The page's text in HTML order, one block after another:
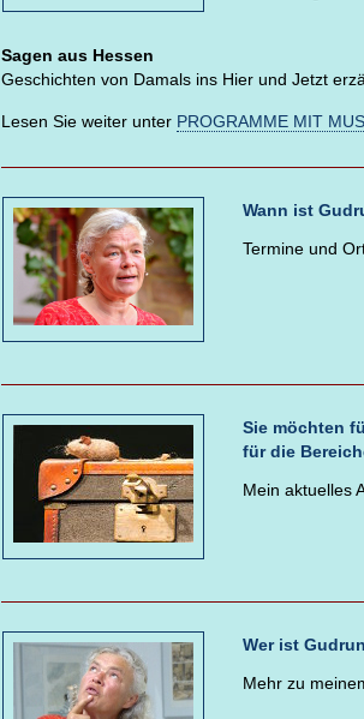
Sagen aus Hessen
Geschichten von Damals ins Hier und Jetzt
Lesen Sie weiter unter PROGRAMME MIT
Wann ist
Termine und
Sie möchten
für die
Mein aktuelles
Wer ist
Mehr zu